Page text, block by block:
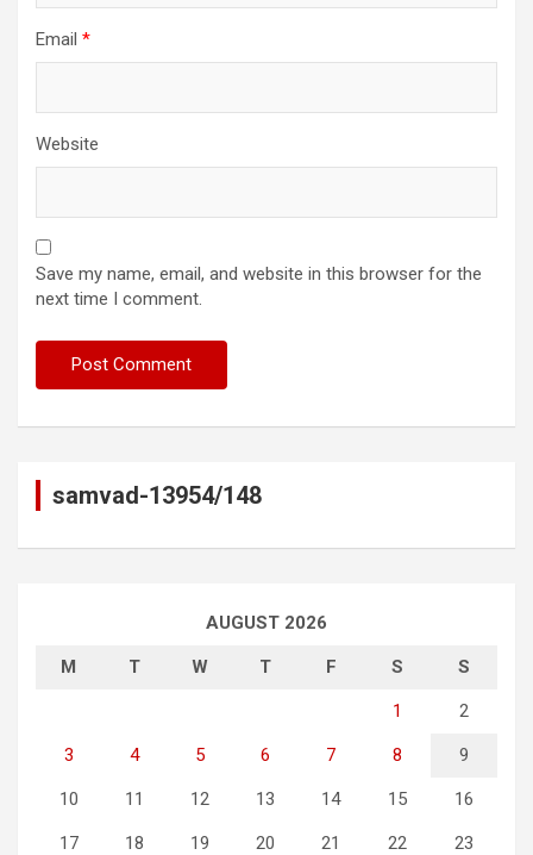
Email *
Website
Save my name, email, and website in this browser for the
next time I comment.
samvad-13954/148
AUGUST 2026
M T W T F S S
1 2
3 4 5 6 7 8 9
10 11 12 13 14 15 16
17 18 19 20 21 22 23